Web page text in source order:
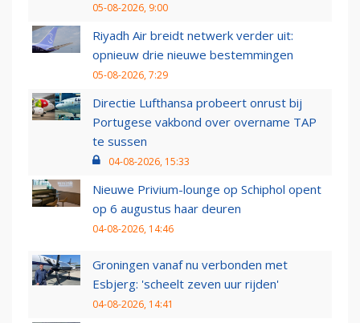
05-08-2026, 9:00
Riyadh Air breidt netwerk verder uit:
opnieuw drie nieuwe bestemmingen
05-08-2026, 7:29
Directie Lufthansa probeert onrust bij
Portugese vakbond over overname TAP
te sussen
04-08-2026, 15:33
Nieuwe Privium-lounge op Schiphol opent
op 6 augustus haar deuren
04-08-2026, 14:46
Groningen vanaf nu verbonden met
Esbjerg: 'scheelt zeven uur rijden'
04-08-2026, 14:41